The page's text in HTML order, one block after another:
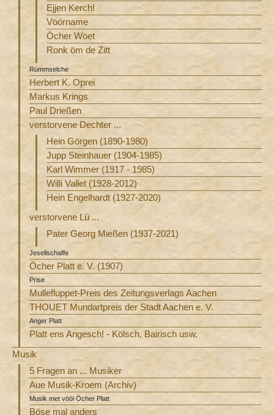
Ejjen Kerch!
Vöörname
Öcher Wöet
Ronk öm de Zitt
Rümmselche
Herbert K. Oprei
Markus Krings
Paul Drießen
verstorvene Dechter ...
Hein Görgen (1890-1980)
Jupp Steinhauer (1904-1985)
Karl Wimmer (1917 - 1985)
Willi Vallet (1928-2012)
Hein Engelhardt (1927-2020)
verstorvene Lü ...
Pater Georg Mießen (1937-2021)
Jesellschaffe
Öcher Platt e. V. (1907)
Prise
Mullefluppet-Preis des Zeitungsverlags Aachen
THOUET Mundartpreis der Stadt Aachen e. V.
Anger Platt
Platt ens Angesch! - Kölsch, Bairisch usw.
Musik
5 Fragen an ... Musiker
Aue Musik-Kroem (Archiv)
Musik met vööl Öcher Platt
Böse mal anders